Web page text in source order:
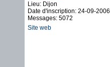
Lieu: Dijon
Date d'inscription: 24-09-2006
Messages: 5072
Site web